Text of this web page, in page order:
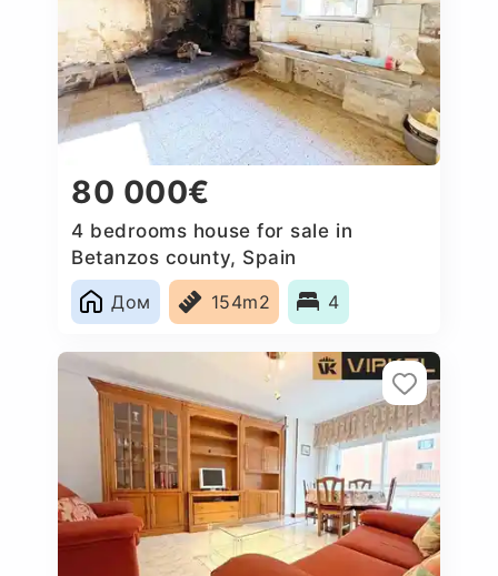
80 000€
4 bedrooms house for sale in
Betanzos county, Spain
Дом
154m2 4